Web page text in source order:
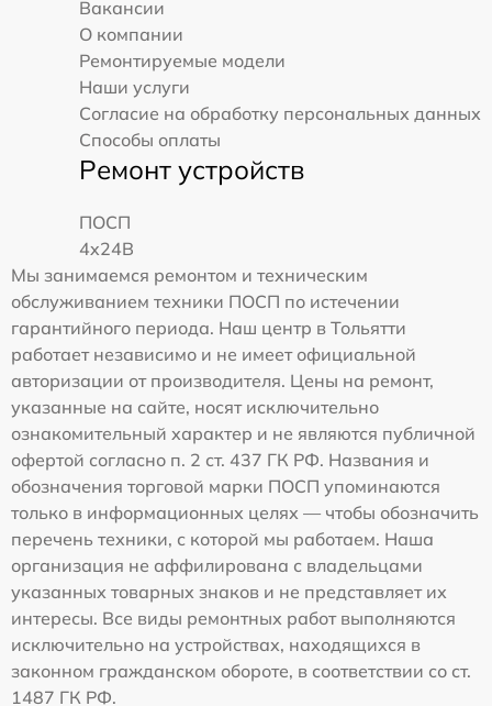
Вакансии
О компании
Ремонтируемые модели
Наши услуги
Согласие на обработку персональных данных
Способы оплаты
Ремонт устройств
ПОСП
4x24B
Мы занимаемся ремонтом и техническим
обслуживанием техники ПОСП по истечении
гарантийного периода. Наш центр в Тольятти
работает независимо и не имеет официальной
авторизации от производителя. Цены на ремонт,
указанные на сайте, носят исключительно
ознакомительный характер и не являются публичной
офертой согласно п. 2 ст. 437 ГК РФ. Названия и
обозначения торговой марки ПОСП упоминаются
только в информационных целях — чтобы обозначить
перечень техники, с которой мы работаем. Наша
организация не аффилирована с владельцами
указанных товарных знаков и не представляет их
интересы. Все виды ремонтных работ выполняются
исключительно на устройствах, находящихся в
законном гражданском обороте, в соответствии со ст.
1487 ГК РФ.